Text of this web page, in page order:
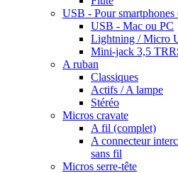
USB - Pour smartphones
USB - Mac ou PC
Lightning / Micro
Mini-jack 3,5
A ruban
Classiques
Actifs / A lampe
Stéréo
Micros cravate
A fil (complet)
A connecteur
sans fil
Micros serre-tête